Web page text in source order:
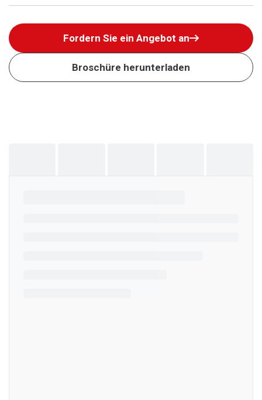
Fordern Sie ein Angebot an
Broschüre herunterladen